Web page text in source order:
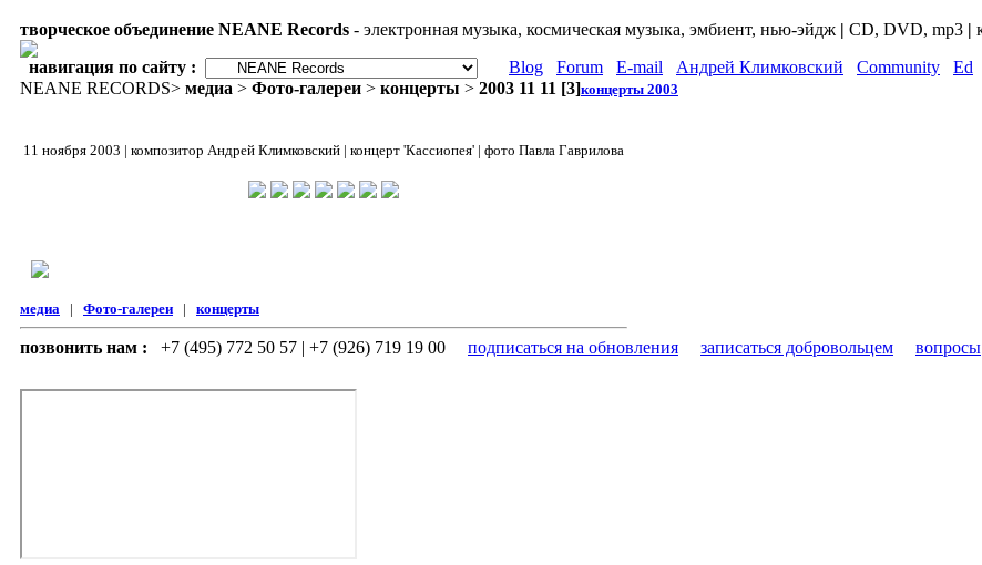
творческое объединение NEANE Records - электронная музыка, космическая музыка, эмбиент, нью-эйдж | CD, DVD, mp3 |
навигация по сайту :
Blog Forum E-mail Андрей Климковский Community
Ed
NEANE RECORDS> медиа > Фото-галереи > концерты > 2003 11 11 [3]концерты 2003
11 ноября 2003 | композитор Андрей Климковский | концерт 'Кассиопея' | фото Павла Гаврилова
медиа | Фото-галереи | концерты
позвонить нам : +7 (495) 772 50 57 | +7 (926) 719 19 00 подписаться на обновления записаться добровольцем вопросы